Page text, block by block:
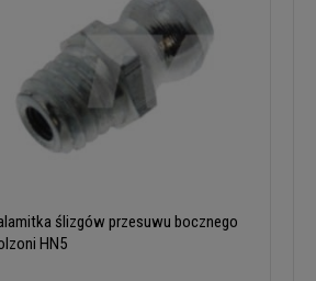
ślizgów przesuwu bocznego
HN5